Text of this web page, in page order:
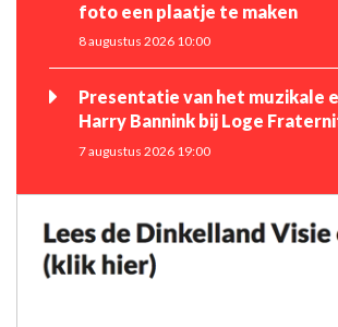
foto een plaatje te maken
8 augustus 2026 10:00
Presentatie van het muzikale
Harry Bannink bij Loge
7 augustus 2026 19:00